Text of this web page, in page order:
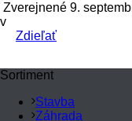
Zverejnené 9.
v
Zdieľať
Sortiment
Stavba
Záhrada